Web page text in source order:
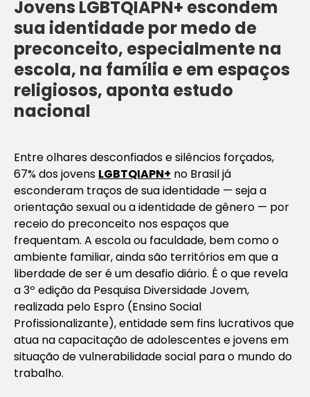
Jovens LGBTQIAPN+ escondem
sua identidade por medo de
preconceito, especialmente na
escola, na família e em espaços
religiosos, aponta estudo
nacional
Entre olhares desconfiados e silêncios forçados,
67% dos jovens LGBTQIAPN+ no Brasil já
esconderam traços de sua identidade — seja a
orientação sexual ou a identidade de gênero — por
receio do preconceito nos espaços que
frequentam. A escola ou faculdade, bem como o
ambiente familiar, ainda são territórios em que a
liberdade de ser é um desafio diário. É o que revela
a 3º edição da Pesquisa Diversidade Jovem,
realizada pelo Espro (Ensino Social
Profissionalizante), entidade sem fins lucrativos que
atua na capacitação de adolescentes e jovens em
situação de vulnerabilidade social para o mundo do
trabalho.